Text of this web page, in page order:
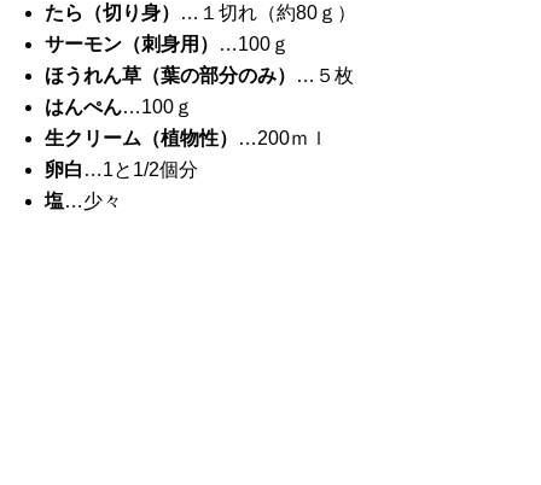
たら（切り身）
…１切れ（約80ｇ）
サーモン（刺身用）
…100ｇ
ほうれん草（葉の部分のみ）
…５枚
はんぺん…100ｇ
生クリーム（植物性）
…200ｍｌ
卵白 …1と1/2個分
塩…少々